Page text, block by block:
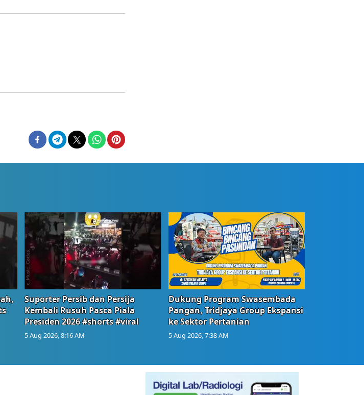
Suporter Persib dan Persija
Kembali Rusuh Pasca Piala
Presiden 2026 #shorts #viral
5 Aug 2026, 8:16 AM
Dukung Program Swasembada
Pangan, Tridjaya Group Ekspansi
ke Sektor Pertanian
5 Aug 2026, 7:38 AM